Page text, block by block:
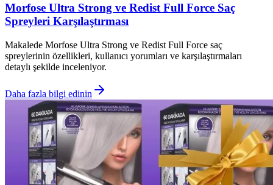
Morfose Ultra Strong ve Redist Full Force Saç
Spreyleri Karşılaştırması
Makalede Morfose Ultra Strong ve Redist Full Force saç
spreylerinin özellikleri, kullanıcı yorumları ve karşılaştırmaları
detaylı şekilde inceleniyor.
Daha fazla bilgi edinin